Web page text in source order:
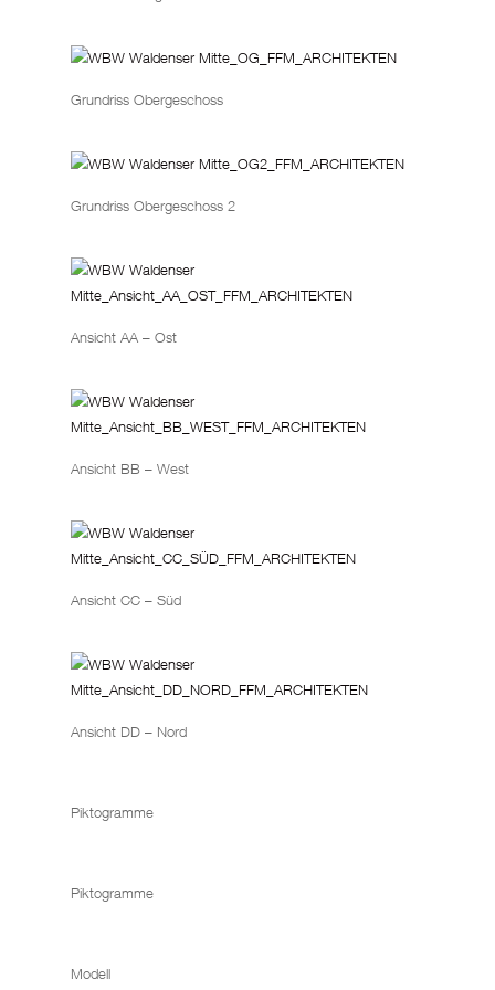
Grundriss Obergeschoss
Grundriss Obergeschoss 2
Ansicht AA – Ost
Ansicht BB – West
Ansicht CC – Süd
Ansicht DD – Nord
Piktogramme
Piktogramme
Modell